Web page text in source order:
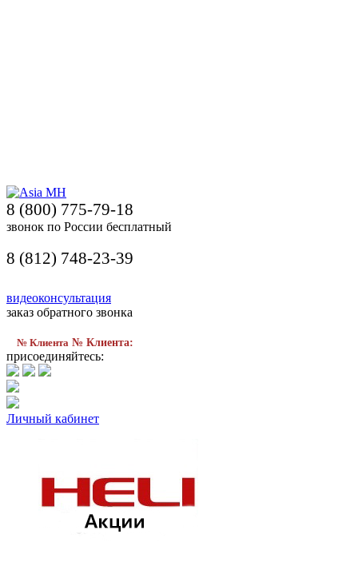
8 (800) 775-79-18
звонок по России бесплатный
8 (812) 748-23-39
видеоконсультация
заказ обратного звонка
№ Клиента № Клиента:
присоединяйтесь:
Личный кабинет